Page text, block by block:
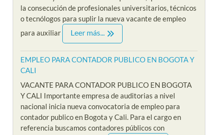
la consecución de profesionales universitarios, técnicos
o tecnólogos para suplir la nueva vacante de empleo
para auxiliar
Leer más...
EMPLEO PARA CONTADOR PUBLICO EN BOGOTA Y
CALI
VACANTE PARA CONTADOR PUBLICO EN BOGOTA
Y CALI Importante empresa de auditorias a nivel
nacional inicia nueva convocatoria de empleo para
contador publico en Bogota y Cali. Para el cargo en
referencia buscamos contadores públicos con